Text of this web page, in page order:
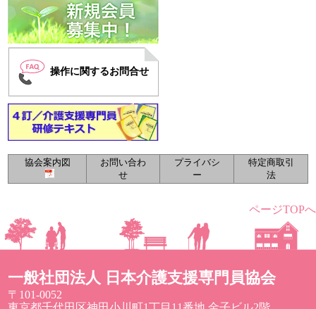
操作に関するお問合せ
ページTOPへ
一般社団法人 日本介護支援専門員協会
〒101-0052
協会案内図
お問い合わ
せ
プライバシ
ー
特定商取引
法